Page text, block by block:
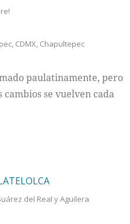
, CDMX, Chapultepec
paulatinamente, pero
cambios se vuelven cada
del Real y Aguilera